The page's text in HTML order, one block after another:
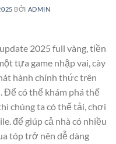
BỞI ADMIN
2025 full vàng, tiền
tựa game nhập vai, cày
hành chính thức trên
Để có thể khám phá thế
chúng ta có thể tải, chơi
để giúp cả nhà có nhiều
tóp trở nên dễ dàng